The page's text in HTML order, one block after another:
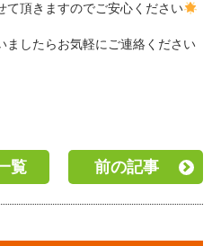
て頂きますのでご安心ください
ましたらお気軽にご連絡ください
覧 前の記事